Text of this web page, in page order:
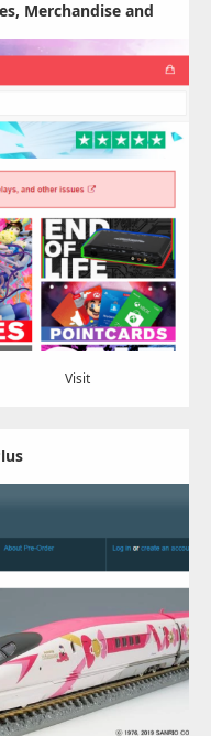
Merchandise and
ゃ
Visit